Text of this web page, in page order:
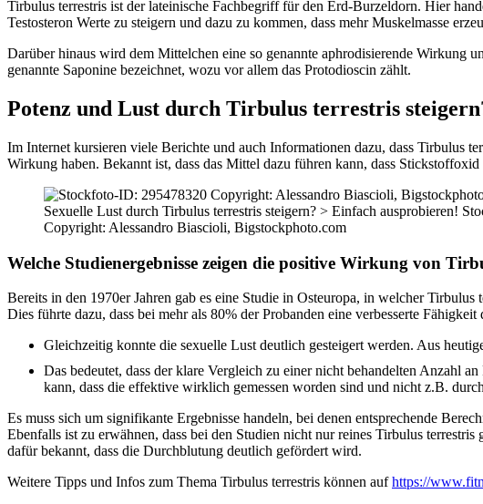
Tirbulus terrestris ist der lateinische Fachbegriff für den Erd-Burzeldorn. Hier
Testosteron Werte zu steigern und dazu zu kommen, dass mehr Muskelmasse
Darüber hinaus wird dem Mittelchen eine so genannte aphrodisierende Wirkung
genannte Saponine bezeichnet, wozu vor allem das Protodioscin zählt.
Potenz und Lust durch Tirbulus terrestris
Im Internet kursieren viele Berichte und auch Informationen dazu, dass Tirbulus
Wirkung haben. Bekannt ist, dass das Mittel dazu führen kann, dass
Sexuelle Lust durch Tirbulus terrestris steigern? > Einfach ausprobieren!
Copyright: Alessandro Biascioli, Bigstockphoto.com
Welche Studienergebnisse zeigen die positive Wirkung von
Bereits in den 1970er Jahren gab es eine Studie in Osteuropa, in welcher
Dies führte dazu, dass bei mehr als 80% der Probanden eine verbesserte
Gleichzeitig konnte die sexuelle Lust deutlich gesteigert werden. Aus
Das bedeutet, dass der klare Vergleich zu einer nicht behandelten Anzahl
kann, dass die effektive wirklich gemessen worden sind und nicht z.B.
Es muss sich um signifikante Ergebnisse handeln, bei denen entsprechende
Ebenfalls ist zu erwähnen, dass bei den Studien nicht nur reines Tirbulus
dafür bekannt, dass die Durchblutung deutlich gefördert wird.
Weitere Tipps und Infos zum Thema Tirbulus terrestris können aufhttps://